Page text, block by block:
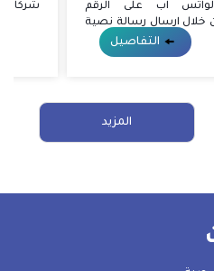
اب على الرقم
من خلال ارسال رسالة نصية
التفاصيل
شركات
المزيد